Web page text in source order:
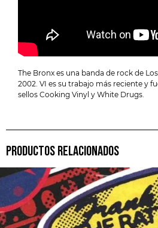
The Bronx es una banda de rock de
2002. VI es su trabajo más reciente y
sellos Cooking Vinyl y White Drugs.
PRODUCTOS RELACIONADOS